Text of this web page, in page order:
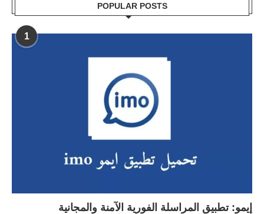
POPULAR POSTS
1
إيمو: تطبيق المراسلة الفورية الآمنة والمجانية